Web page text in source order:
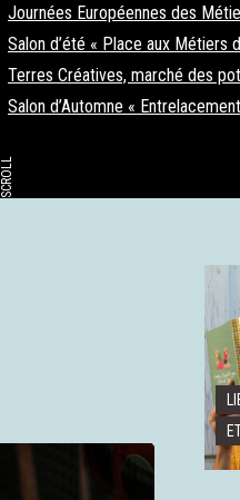
Journées Européennes des
Salon d’été « Place aux Métiers
Terres Créatives, marché des
Salon d’Automne «
SCROLL
EN